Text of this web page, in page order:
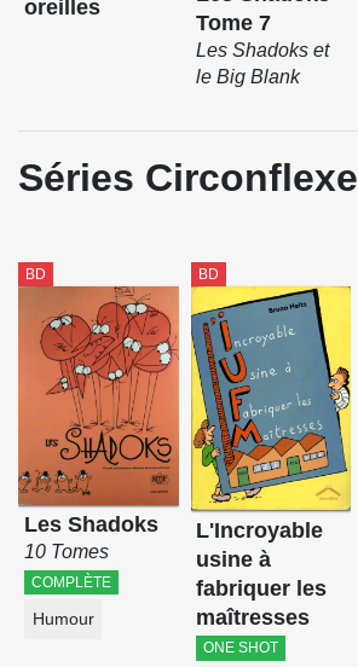
oreilles
Tome 7
Les Shadoks et
le Big Blank
Séries Circonflexe
BD
Les Shadoks
10 Tomes
COMPLÈTE
Humour
BD
L'Incroyable
usine à
fabriquer les
maîtresses
ONE SHOT